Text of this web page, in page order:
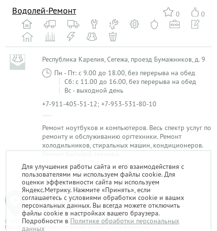
0 0
Водолей-Ремонт
Республика Карелия, Сегежа, проезд Бумажников, д. 9
Пн - Пт: с 9.00 до 18.00, без перерыва на обед
Сб: с 11.00 до 16.00, без перерыва на обед
Вс - выходной день
+7-911-405-51-12; +7-953-531-80-10
Ремонт ноутбуков и компьютеров. Весь спектр услуг по
ремонту и обслуживанию оргтехники. Ремонт
холодильников, стиральных машин, кондиционеров.
Ремонт бытовой техники.
1
© 2014-2026. «Мой Сервис-Гид» – проект группы «Текарт».
При любом использовании материалов ресурса ссылка обязательна.
Для улучшения работы сайта и его взаимодействия с
пользователями мы используем файлы cookie. Для
оценки эффективности сайта мы используем
Яндекс.Метрику. Нажмите «Принять», если
соглашаетесь с условиями обработки cookie и ваших
персональных данных. Вы всегда можете отключить
файлы cookie в настройках вашего браузера.
Подробности в Политике обработки персональных
данных